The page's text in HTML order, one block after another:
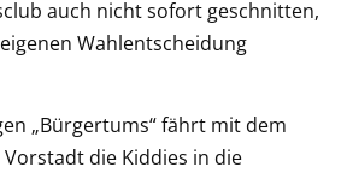
auch nicht sofort geschnitten,
Wahlentscheidung
„Bürgertums“ fährt mit dem
Vorstadt die Kiddies in die